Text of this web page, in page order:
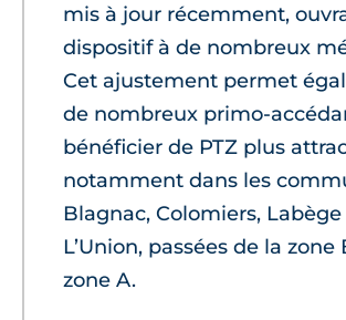
mis à jour récemment,
dispositif à de nombreux
Cet ajustement permet
de nombreux primo-
bénéficier de PTZ plus
notamment dans les
Blagnac, Colomiers,
L’Union, passées de la zone
zone A.